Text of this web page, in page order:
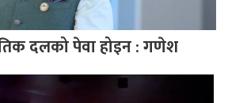
दलको पेवा होइन : गणेश